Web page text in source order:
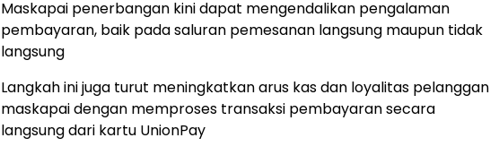
Maskapai penerbangan kini dapat mengendalikan pengalaman
pembayaran, baik pada saluran pemesanan langsung maupun tidak
langsung
Langkah ini juga turut meningkatkan arus kas dan loyalitas pelanggan
maskapai dengan memproses transaksi pembayaran secara
langsung dari kartu UnionPay